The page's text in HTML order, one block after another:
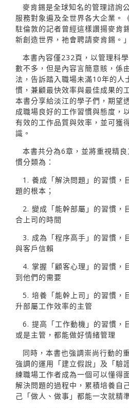
麥肯錫是全球知名的管理諮詢
服務對象遍及全世界各大企業。
駐倫敦的記者曾經這樣讚揚麥肯
新創造世界，祂會聘請麥肯錫。」
本書內容僅232頁，以管理科
數不多，但是內容言簡意賅，係
法，告訴踏入職場未滿10年的人
慣，兼顧最快效率與最佳成果的
本書分享給淡江的學子們，期望
成職場良好的工作習慣與態度，
有效的工作品質與效率，並可獲
識。
本書共分為6章，並將重視精
慣分類為：
1. 養成「解決問題」的習慣，
題的根本；
2. 變成「能幹部屬」的習慣，
合上司的時間
3. 成為「程序高手」的習慣，
與客戶信賴
4. 掌握「顧客心理」的習慣，
到他們的需要
5. 培養「能幹上司」的習慣，
升部屬工作效率的主管
6. 提高「工作動機」的習慣，
或是主管，都能做好情緒管理
同時，本書也強調崇尚行動的
強調的運用「建立假說」及「驗
練職場工作者成為一個可以懂得
解決問題的過程中，累積培養自
己「做人、做事」都能一次就精